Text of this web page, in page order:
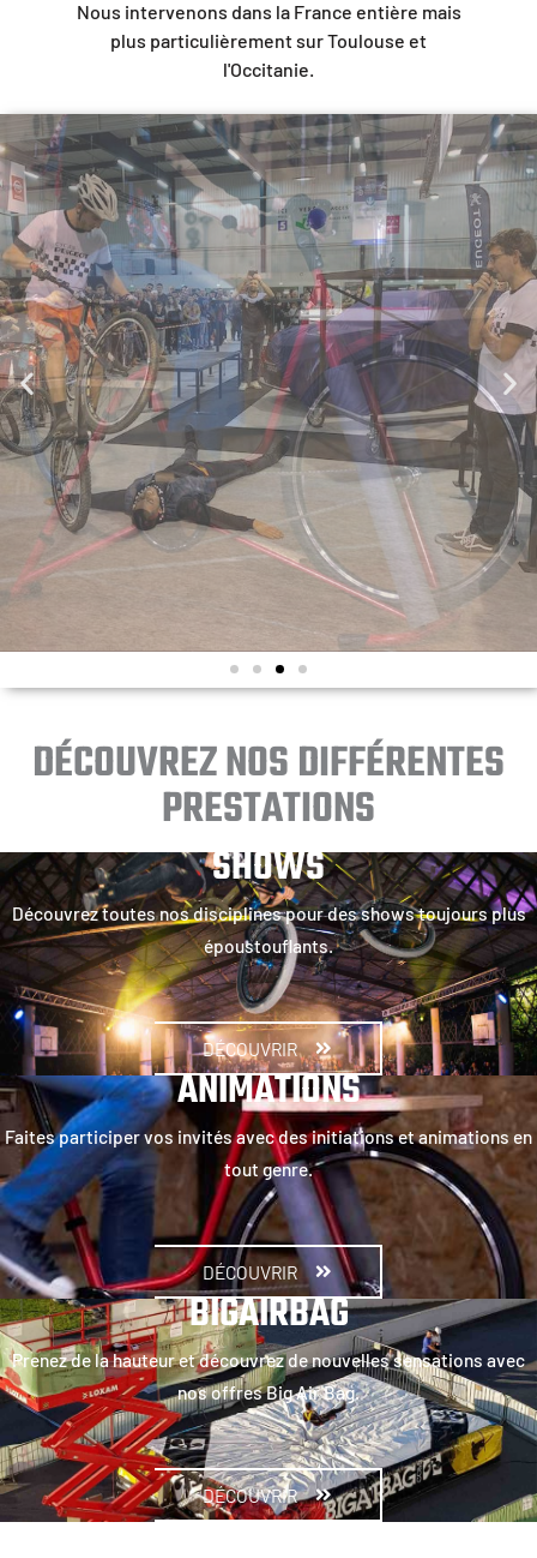
Nous intervenons dans la France entière mais
plus particulièrement sur Toulouse et
l'Occitanie.
DÉCOUVREZ NOS DIFFÉRENTES
PRESTATIONS
SHOWS
Découvrez toutes nos disciplines pour des shows toujours plus
époustouflants.
DÉCOUVRIR
ANIMATIONS
Faites participer vos invités avec des initiations et animations en
tout genre.
DÉCOUVRIR
BIGAIRBAG
Prenez de la hauteur et découvrez de nouvelles sensations avec
nos offres Big Air Bag.
DÉCOUVRIR